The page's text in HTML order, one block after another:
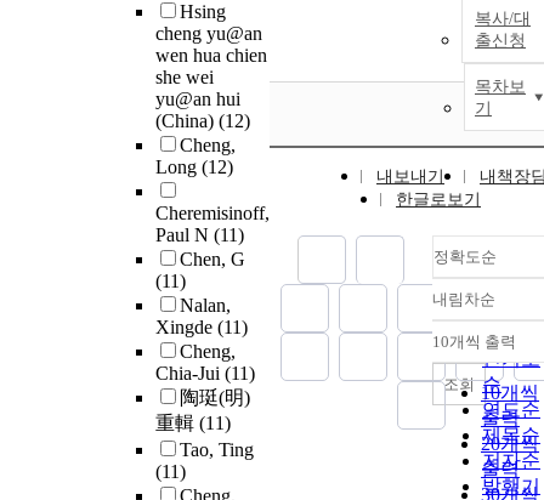
Hsing
cheng yu@an
wen hua chien
she wei
yu@an hui
(China) (12)
Cheng,
Long (12)
Cheremisinoff,
Paul N (11)
Chen, G
(11)
Nalan,
Xingde (11)
Cheng,
Chia-Jui (11)
陶珽(明)
重輯 (11)
Tao, Ting
(11)
복사/대
출신청
목차보
기
내보내기
내책장
한글로보기
정확도순
정확도
순
인기도
순
연도순
제목순
저자순
발행기
내림차순
내림
10개씩 출력
10개씩
출력
20개씩
출력
30개씩
조회